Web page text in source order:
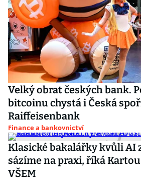
Velký obrat českých bank.
bitcoinu chystá i Česká
Raiffeisenbank
Finance a bankovnictví
Klasické bakalářky kvůli AI
sázíme na praxi, říká
VŠEM